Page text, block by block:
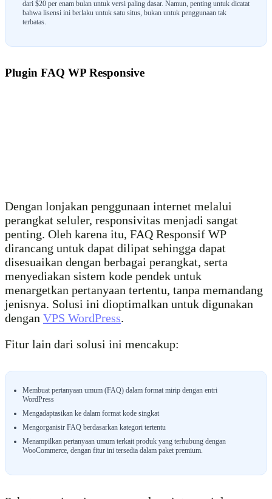
dari $20 per enam bulan untuk versi paling dasar. Namun, penting untuk dicatat
bahwa lisensi ini berlaku untuk satu situs, bukan untuk penggunaan tak
terbatas.
Plugin FAQ WP Responsive
Dengan lonjakan penggunaan internet melalui
perangkat seluler, responsivitas menjadi sangat
penting. Oleh karena itu, FAQ Responsif WP
dirancang untuk dapat dilipat sehingga dapat
disesuaikan dengan berbagai perangkat, serta
menyediakan sistem kode pendek untuk
menargetkan pertanyaan tertentu, tanpa memandang
jenisnya. Solusi ini dioptimalkan untuk digunakan
dengan VPS WordPress.
Fitur lain dari solusi ini mencakup:
Membuat pertanyaan umum (FAQ) dalam format mirip dengan entri
WordPress
Mengadaptasikan ke dalam format kode singkat
Mengorganisir FAQ berdasarkan kategori tertentu
Menampilkan pertanyaan umum terkait produk yang terhubung dengan
WooCommerce, dengan fitur ini tersedia dalam paket premium.